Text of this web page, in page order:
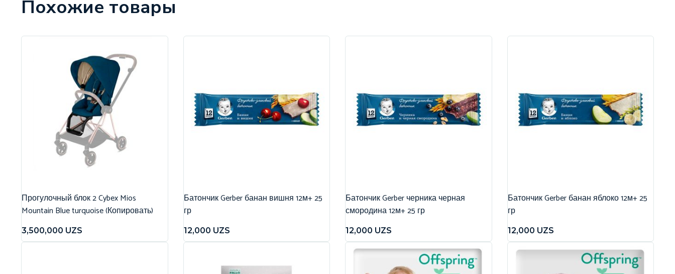
Похожие товары
Прогулочный блок 2 Cybex Mios
Mountain Blue turquoise (Копировать)
3,500,000 UZS
Батончик Gerber банан вишня 12м+ 25
гр
12,000 UZS
Батончик Gerber черника черная
смородина 12м+ 25 гр
12,000 UZS
Батончик Gerber банан яблоко 12м+ 25
гр
12,000 UZS